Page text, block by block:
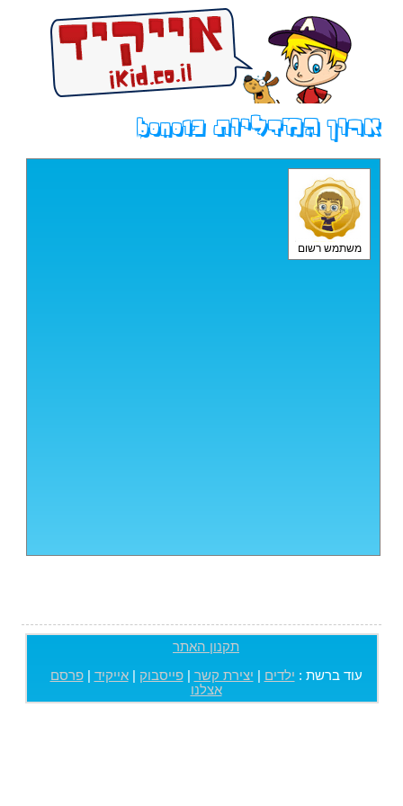
ארון המדליות bono13
משתמש רשום
תקנון האתר
עוד ברשת : ילדים יצירת קשר |פייסבוק |אייקיד |פרסם
אצלנו